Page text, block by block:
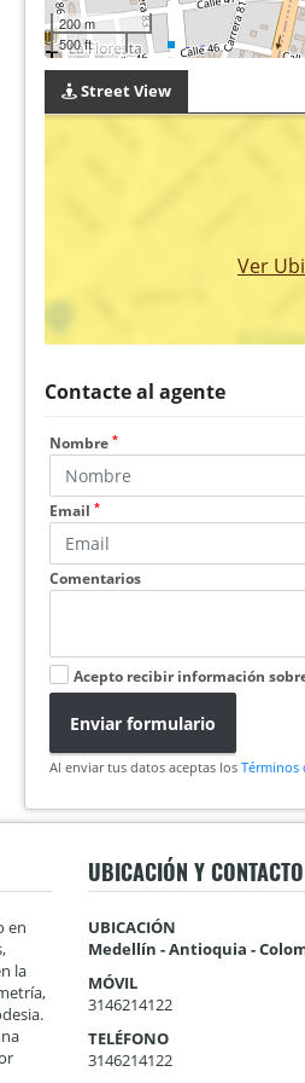
200 m
500 ft
Street View
Ver
Contacte al agente
Nombre *
Email *
Comentarios
Acepto recibir información
Enviar formulario
Al enviar tus datos aceptas los Términos
en
la
UBICACIÓN Y CONTACTO
UBICACIÓN
Medellín - Antioquia -
MÓVIL
3146214122
TELÉFONO
3146214122